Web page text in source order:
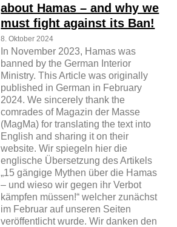
about Hamas – and why we
must fight against its Ban!
8. Oktober 2024
In November 2023, Hamas was
banned by the German Interior
Ministry. This Article was originally
published in German in February
2024. We sincerely thank the
comrades of Magazin der Masse
(MagMa) for translating the text into
English and sharing it on their
website. Wir spiegeln hier die
englische Übersetzung des Artikels
„15 gängige Mythen über die Hamas
– und wieso wir gegen ihr Verbot
kämpfen müssen!“ welcher zunächst
im Februar auf unseren Seiten
veröffentlicht wurde. Wir danken den